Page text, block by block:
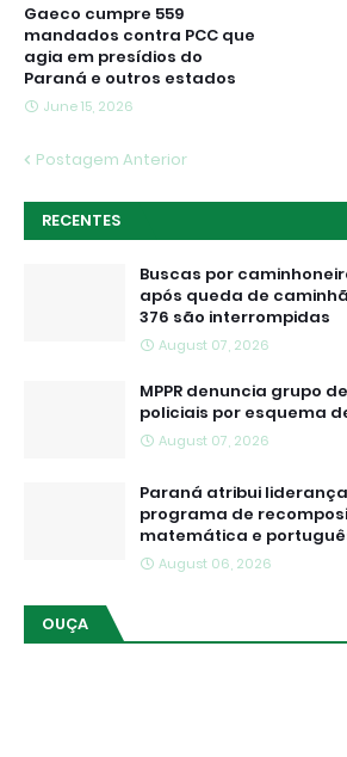
Gaeco cumpre 559
mandados contra PCC que
agia em presídios do
Paraná e outros estados
June 15, 2026
Postagem Anterior
RECENTES
Buscas por
após queda de
376 são interrompidas
August 07, 2026
MPPR denuncia grupo
policiais por esquema
August 07, 2026
Paraná atribui
programa de
matemática e
August 06, 2026
OUÇA